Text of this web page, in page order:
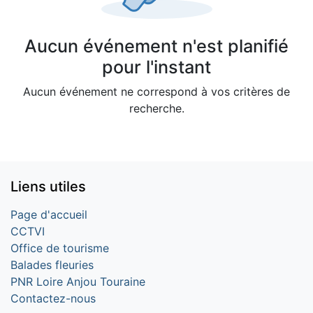
Aucun événement n'est planifié
pour l'instant
Aucun événement ne correspond à vos critères de
recherche.
Liens utiles
Page d'accueil
CCTVI
Office de tourisme
Balades fleuries
PNR Loire Anjou Touraine
Contactez-nous